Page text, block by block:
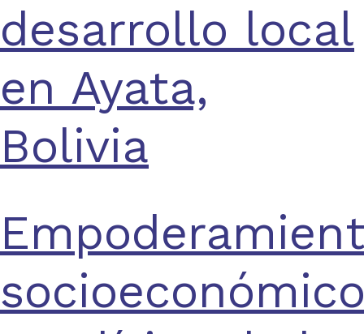
desarrollo local
en Ayata,
Bolivia